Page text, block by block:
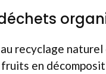
recyclage
en